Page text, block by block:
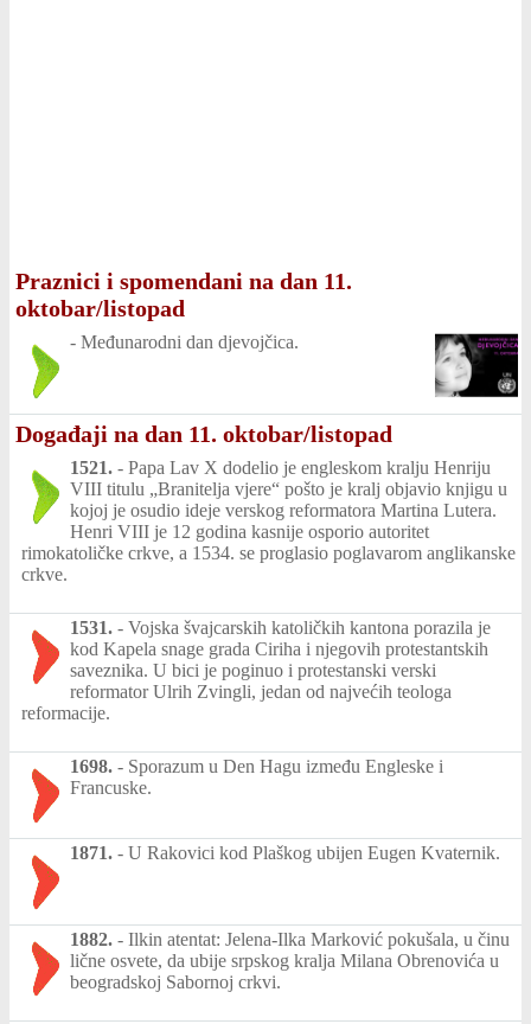
Praznici i spomendani na dan 11.
oktobar/listopad
- Međunarodni dan djevojčica.
Događaji na dan 11. oktobar/listopad
1521. - Papa Lav X dodelio je engleskom kralju Henriju
VIII titulu „Branitelja vjere“ pošto je kralj objavio knjigu u
kojoj je osudio ideje verskog reformatora Martina Lutera.
Henri VIII je 12 godina kasnije osporio autoritet
rimokatoličke crkve, a 1534. se proglasio poglavarom anglikanske
crkve.
1531. - Vojska švajcarskih katoličkih kantona porazila je
kod Kapela snage grada Ciriha i njegovih protestantskih
saveznika. U bici je poginuo i protestanski verski
reformator Ulrih Zvingli, jedan od najvećih teologa
reformacije.
1698. - Sporazum u Den Hagu između Engleske i
Francuske.
1871. - U Rakovici kod Plaškog ubijen Eugen Kvaternik.
1882. - Ilkin atentat: Jelena-Ilka Marković pokušala, u činu
lične osvete, da ubije srpskog kralja Milana Obrenovića u
beogradskoj Sabornoj crkvi.